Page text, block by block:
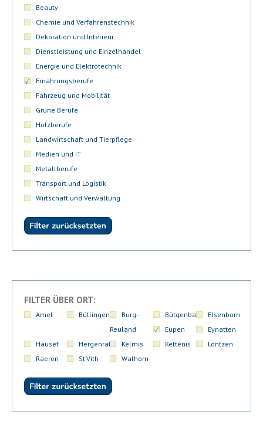
Beauty
Chemie und Verfahrenstechnik
Dekoration und Interieur
Dienstleistung und Einzelhandel
Energie und Elektrotechnik
Ernährungsberufe
Fahrzeug und Mobilität
Grüne Berufe
Holzberufe
Landwirtschaft und Tierpflege
Medien und IT
Metallberufe
Transport und Logistik
Wirtschaft und Verwaltung
FILTER ÜBER ORT:
Amel Büllingen
Burg-
Reuland
Bütgenbach
Elsenborn
Eupen
Eynatten
Hauset
Hergenrath Kelmis Kettenis
Lontzen
Raeren
St.Vith Walhorn